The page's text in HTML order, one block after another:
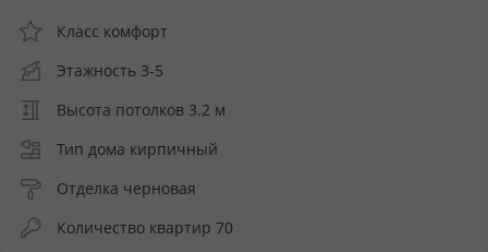
Класс комфорт
Этажность 3-5
Высота потолков 3.2 м
Тип дома кирпичный
Отделка черновая
Количество квартир 70